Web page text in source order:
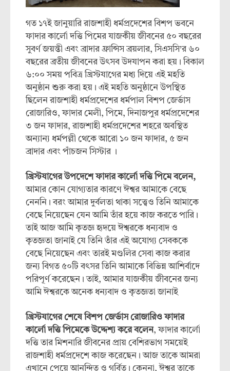
গত ১৭ই জানুয়ারি রাজশাহী ধর্মপ্রদেশের বিশপ ভবনে
ফাদার কার্লো দত্তি পিমের যাজকীয় জীবনের ৫০ বছরের
সুবর্ণ জয়ন্তী এবং ব্রাদার ফ্রান্সিস ব্রয়লার, সিএসসি’র ৬০
বছরের ব্রতীয় জীবনের উৎসব উদযাপন করা হয়। বিকাল
৬:০০ সময় পবিত্র খ্রিস্টযাগের মধ্য দিয়ে এই মহতি
অনুষ্ঠান শুরু করা হয়। এই মহতি অনুষ্ঠানে উপস্থিত
ছিলেন রাজশাহী ধর্মপ্রদেশের ধর্মপাল বিশপ জের্ভাস
রোজারিও, ফাদার মেলী, পিমে, দিনাজপুর ধর্মপ্রদেশের
৩ জন ফাদার, রাজশাহী ধর্মপ্রদেশের শহরে অবস্থিত
অন্যান্য ধর্মপল্লী থেকে আরো ১০ জন ফাদার, ৫ জন
ব্রাদার এবং পাঁচজন সিস্টার ।
খ্রিস্টযাগের উপদেশে ফাদার কার্লো দত্তি পিমে বলেন,
আমার কোন যোগ্যতার কারণে ঈশ্বর আমাকে বেছে
নেননি। বরং আমার দুর্বলতা থাকা সত্ত্বেও তিনি আমাকে
বেছে নিয়েছেন যেন আমি তাঁর হয়ে কাজ করতে পারি।
তাই আজ আমি কৃতজ্ঞ হৃদয়ে ঈশ্বরকে ধন্যবাদ ও
কৃতজ্ঞতা জানাই যে তিনি তাঁর এই অযোগ্য সেবককে
বেছে নিয়েছেন এবং তারই মণ্ডলির সেবা কাজ করার
জন্য বিগত ৫০টি বৎসর তিনি আমাকে বিভিন্ন আশির্বাদে
পরিপূর্ণ করেছেন। তাই, আমার যাজকীয় জীবনের জন্য
আমি ঈশ্বরকে অনেক ধন্যবাদ ও কৃতজ্ঞতা জানাই
খ্রিস্টযাগের শেষে বিশপ জের্ভাস রোজারিও ফাদার
কার্লো দত্তি পিমেকে উদ্দেশ্য করে বলেন, ফাদার কার্লো
দত্তি তার মিশনারি জীবনের প্রায় বেশিরভাগ সময়েই
রাজশাহী ধর্মপ্রদেশে কাজ করেছেন। আজ তাকে আমরা
এখানে পেয়ে আনন্দিত ও গর্বিত। কেননা, ঈশ্বর তাকে